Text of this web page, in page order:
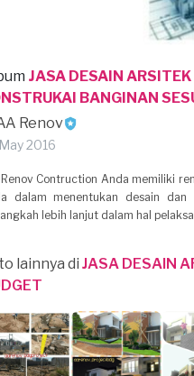
JASA DESAIN ARSITEK
BANGINAN
Renov
2016
Contruction Anda memiliki
dalam menentukan desain
lebih lanjut dalam hal
lainnya di JASA DESAIN